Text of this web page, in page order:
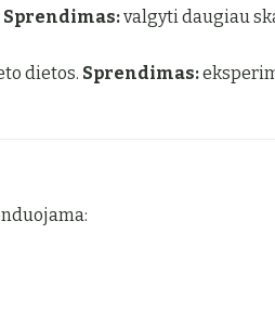
Sprendimas:valgyti daugiau
dietos. Sprendimas: